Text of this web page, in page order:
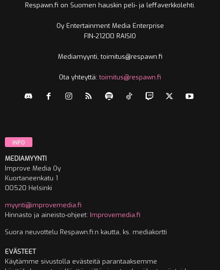
Respawn.fi on Suomen hauskin peli- ja leffaverkkolehti.
Oy Entertainment Media Enterprise
FIN-21200 RAISIO
Mediamyynti, toimitus@respawn.fi
Ota yhteyttä:toimitus@respawn.fi
INFO
MEDIAMYYNTI
Improve Media Oy
Kuortaneenkatu 1
00520 Helsinki
myynti@improvemedia.fi
Hinnasto ja aineisto-ohjeet: Improvemedia.fi
Suora neuvottelu Respawn.fi:n kautta, ks. mediakortti
EVÄSTEET
Käytämme sivustolla evästeitä parantaaksemme